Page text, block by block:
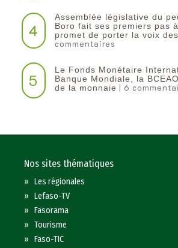
4
Assemblée législative du
Boro fait ses premiers pas
promet de porter la voix
commentaires
5
Le Fonds Monétaire
Banque Mondiale, la
de la monnaie | 6
Nos sites thématiques
»Les régionales
»Lefaso-TV
»Fasorama
»Tourisme
»Faso-TIC